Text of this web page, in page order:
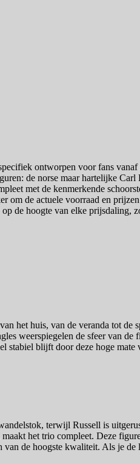
ontworpen voor fans vanaf
de norse maar hartelijke
met de kenmerkende
de actuele voorraad en
de hoogte van elke prijsdaling,
het huis, van de veranda tot de
weerspiegelen de sfeer van de
blijft door deze hoge mate
terwijl Russell is
het trio compleet. Deze
de hoogste kwaliteit. Als je de